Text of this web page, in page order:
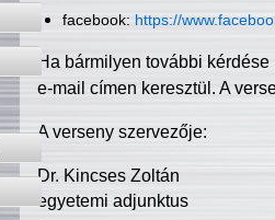
facebook: https://
Ha bármilyen további
e-mail címen keresztül. A
A verseny szervezője:
Dr. Kincses Zoltán
egyetemi adjunktus